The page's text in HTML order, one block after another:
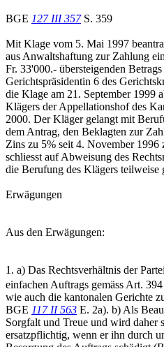
BGE 127 III 357S. 359
Mit Klage vom 5. Mai 1997
aus Anwaltshaftung zur Zahlung
Fr. 33'000.- übersteigenden
Gerichtspräsidentin 6 des
die Klage am 21. September 1999
Klägers der Appellationshof des
2000. Der Kläger gelangt mit
dem Antrag, den Beklagten zur
Zins zu 5% seit 4. November
schliesst auf Abweisung des
die Berufung des Klägers teilweise
Erwägungen
Aus den Erwägungen:
1. a) Das Rechtsverhältnis der
einfachen Auftrags gemäss Art.
wie auch die kantonalen Gerichte
BGE 117 II 563 E. 2a). b) Als
Sorgfalt und Treue und wird daher
ersatzpflichtig, wenn er ihn durch